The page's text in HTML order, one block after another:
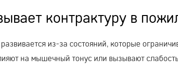
контрактуру в
из-за состояний, которые
на мышечный тонус или вызывают